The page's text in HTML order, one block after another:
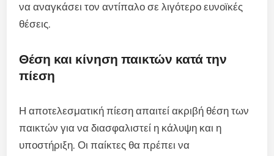
να αναγκάσει τον αντίπαλο σε λιγότερο ευνοϊκές
θέσεις.
Θέση και κίνηση παικτών κατά την
πίεση
Η αποτελεσματική πίεση απαιτεί ακριβή θέση των
παικτών για να διασφαλιστεί η κάλυψη και η
υποστήριξη. Οι παίκτες θα πρέπει να